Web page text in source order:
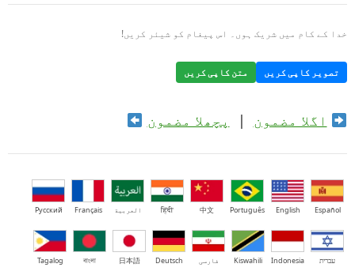
خدا کے کام میں شریک ہوں۔ اس پیغام کو شیئر کریں!
تصویر کاپی کریں متن کاپی کریں
اگلا مضمون | پچھلا مضمون
Español
English
Português
中文
हिंदी العربية Français
Русский
עברית Indonesia
Kiswahili فارسی Deutsch
日本語
বাংলা
Tagalog